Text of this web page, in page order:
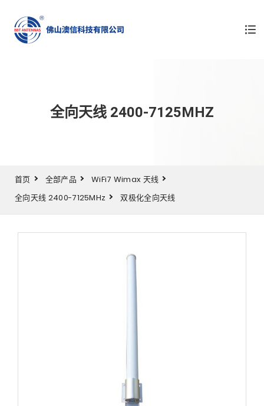
全向天线 2400-7125MHZ
首页 全部产品
WiFi7 Wimax 天线
全向天线 2400-7125MHz
双极化全向天线